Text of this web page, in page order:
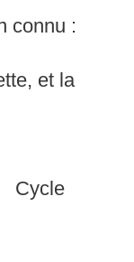
connu :
et la
Cycle